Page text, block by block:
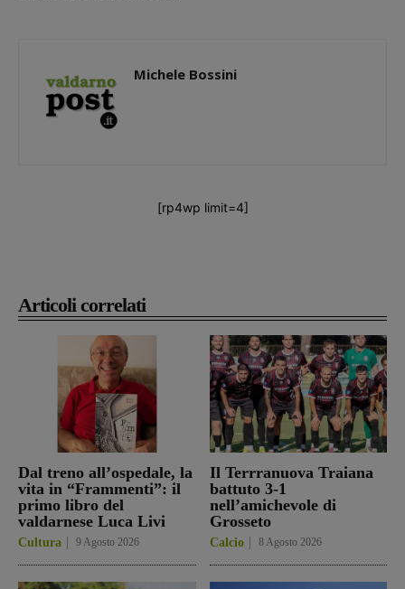
Articoli correlati
Dal treno all’ospedale, la
vita in “Frammenti”: il
primo libro del
valdarnese Luca Livi
Cultura 9 Agosto 2026
Il Terrranuova Traiana
battuto 3-1
nell’amichevole di
Grosseto
Calcio 8 Agosto 2026
Michele Bossini
[rp4wp limit=4]